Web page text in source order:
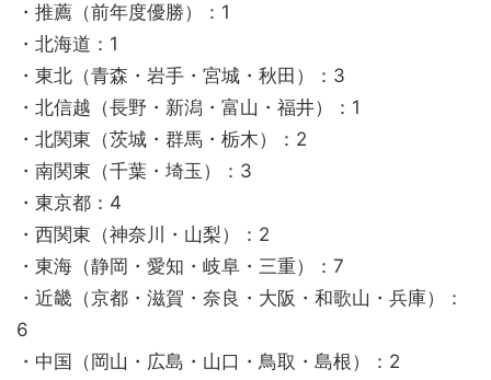
・推薦（前年度優勝）：1
・北海道：1
・東北（青森・岩手・宮城・秋田）：3
・北信越（長野・新潟・富山・福井）：1
・北関東（茨城・群馬・栃木）：2
・南関東（千葉・埼玉）：3
・東京都：4
・西関東（神奈川・山梨）：2
・東海（静岡・愛知・岐阜・三重）：7
・近畿（京都・滋賀・奈良・大阪・和歌山・兵庫）：
6
・中国（岡山・広島・山口・鳥取・島根）：2